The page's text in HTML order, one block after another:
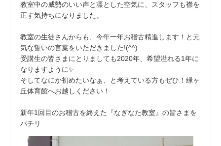
教室中の威勢のいい声と凛とした空気に、スタッフも襟を
正す気持ちになりました。
教室の生徒さんからも、今年一年お稽古精進します！と元
気な誓いの言葉をいただきました!(^^)
受講生の皆さまにとりましても2020年、希望溢れる1年に
なりますように✨
そしてなにか初めたいなぁ、と考えている方もぜひ！緑ヶ
丘体育館へお越しください！
新年1回目のお稽古を終えた『なぎなた教室』の皆さまを
パチリ